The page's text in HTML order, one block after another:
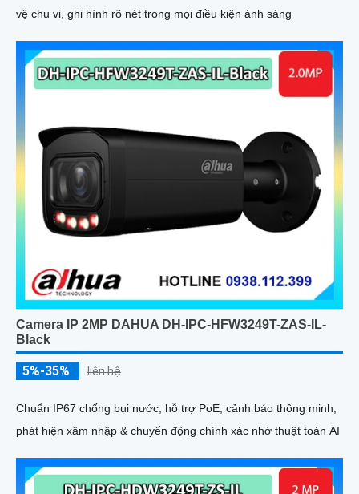
vệ chu vi, ghi hình rõ nét trong mọi điều kiện ánh sáng
Camera IP 2MP DAHUA DH-IPC-HFW3249T-ZAS-IL-
Black
5%-35% liên hệ
Chuẩn IP67 chống bụi nước, hỗ trợ PoE, cảnh báo thông minh,
phát hiện xâm nhập & chuyển động chính xác nhờ thuật toán AI